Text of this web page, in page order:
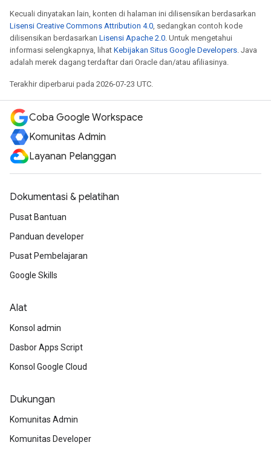
Kecuali dinyatakan lain, konten di halaman ini dilisensikan berdasarkan
Lisensi Creative Commons Attribution 4.0 , sedangkan contoh kode
dilisensikan berdasarkan Lisensi Apache 2.0 . Untuk mengetahui
informasi selengkapnya, lihat Kebijakan Situs Google Developers . Java
adalah merek dagang terdaftar dari Oracle dan/atau afiliasinya.
Terakhir diperbarui pada 2026-07-23 UTC.
Coba Google Workspace
Komunitas Admin
Layanan Pelanggan
Dokumentasi & pelatihan
Pusat Bantuan
Panduan developer
Pusat Pembelajaran
Google Skills
Alat
Konsol admin
Dasbor Apps Script
Konsol Google Cloud
Dukungan
Komunitas Admin
Komunitas Developer